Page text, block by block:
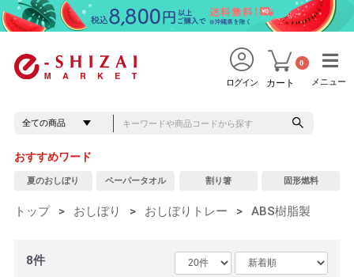
メニュー
メニュー
ログイン カート
0
おすすめワード
夏のおしぼり ペーパータオル 割り箸 固形燃料
トップ > おしぼり > おしぼりトレー > ABS樹脂製
8件